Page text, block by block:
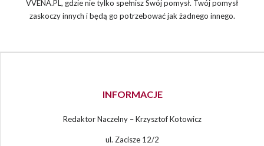
VVENA.PL, gdzie nie tylko spełnisz Swój pomysł. Twój pomysł
zaskoczy innych i będą go potrzebować jak żadnego innego.
INFORMACJE
Redaktor Naczelny – Krzysztof Kotowicz
ul. Zacisze 12/2